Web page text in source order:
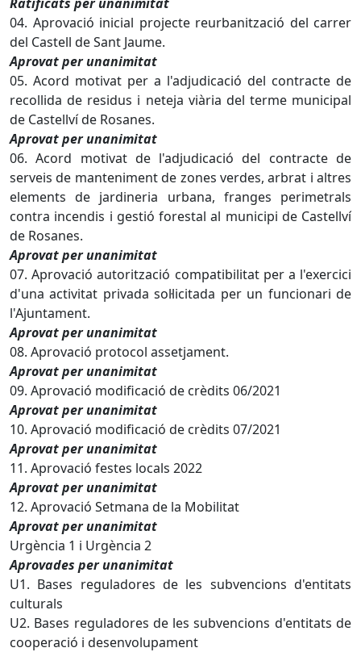
04. Aprovació inicial projecte reurbanització del carrer
del Castell de Sant Jaume.
Aprovat per unanimitat
05. Acord motivat per a l'adjudicació del contracte de
recollida de residus i neteja viària del terme municipal
de Castellví de Rosanes.
Aprovat per unanimitat
06. Acord motivat de l'adjudicació del contracte de
serveis de manteniment de zones verdes, arbrat i altres
elements de jardineria urbana, franges perimetrals
contra incendis i gestió forestal al municipi de Castellví
de Rosanes.
Aprovat per unanimitat
07. Aprovació autorització compatibilitat per a l'exercici
d'una activitat privada sol·licitada per un funcionari de
l'Ajuntament.
Aprovat per unanimitat
08. Aprovació protocol assetjament.
Aprovat per unanimitat
09. Aprovació modificació de crèdits 06/2021
Aprovat per unanimitat
10. Aprovació modificació de crèdits 07/2021
Aprovat per unanimitat
11. Aprovació festes locals 2022
Aprovat per unanimitat
12. Aprovació Setmana de la Mobilitat
Aprovat per unanimitat
Urgència 1 i Urgència 2
Aprovades per unanimitat
U1. Bases reguladores de les subvencions d'entitats
culturals
U2. Bases reguladores de les subvencions d'entitats de
cooperació i desenvolupament